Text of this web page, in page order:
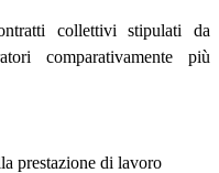
collettivi stipulati da
comparativamente più
prestazione di lavoro